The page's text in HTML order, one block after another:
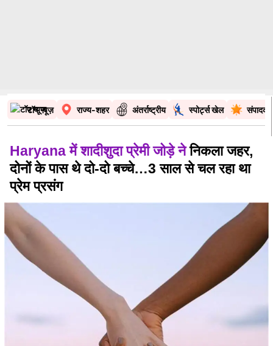
टॉप न्यूज़ राज्य-शहर अंतर्राष्ट्रीय स्पोर्ट्स खेल
Haryana में शादीशुदा प्रेमी जोड़े नेनिकला जहर,
दोनों के पास थे दो-दो बच्चे…3 साल से चल रहा था
प्रेम प्रसंग